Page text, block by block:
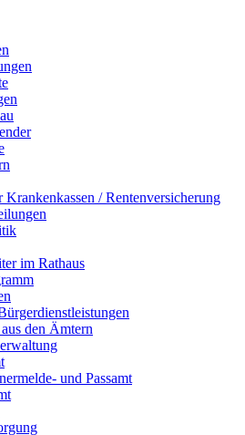
Krankenkassen / Rentenversicherung
im Rathaus
den Ämtern
und Passamt